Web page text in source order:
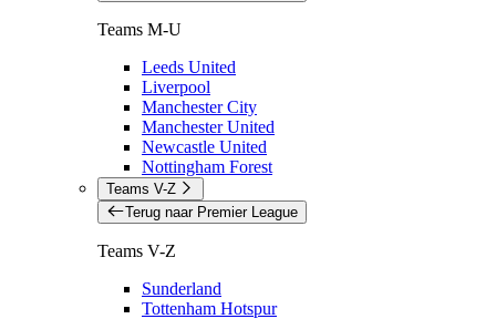
Teams M-U
Leeds United
Liverpool
Manchester City
Manchester United
Newcastle United
Nottingham Forest
Teams V-Z
Terug naar Premier League
Teams V-Z
Sunderland
Tottenham Hotspur